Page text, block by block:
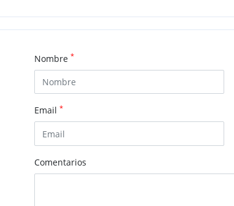
Nombre *
Email *
Comentarios